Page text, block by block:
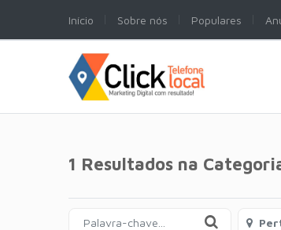
Início Sobre nós Populares
1 Resultados na